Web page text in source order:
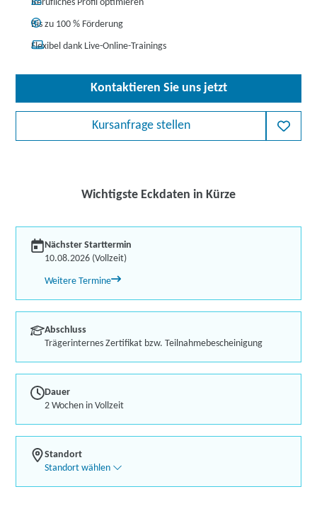
Berufliches Profil optimieren
Bis zu 100 % Förderung
Flexibel dank Live-Online-Trainings
Kontaktieren Sie uns jetzt
Kursanfrage stellen
Wichtigste Eckdaten in Kürze
Nächster Starttermin
10.08.2026 (Vollzeit)
Weitere Termine
Abschluss
Trägerinternes Zertifikat bzw. Teilnahmebescheinigung
Dauer
2 Wochen in Vollzeit
Standort
Standort wählen